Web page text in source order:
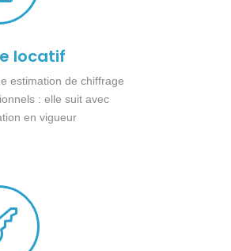
locatif
estimation de chiffrage
: elle suit avec
en vigueur